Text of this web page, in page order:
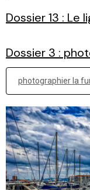
Dossier 13 : Le
Dossier 3 :
photographier la